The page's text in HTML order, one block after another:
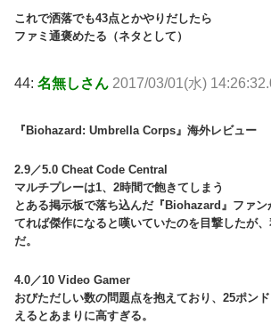
これで洒落でも43点とかやりだしたら
ファミ通褒めたる（ネタとして）
44: 名無しさん 2017/03/01(水)
『Biohazard: Umbrella Corps』海外レビュー
2.9／5.0 Cheat Code Central
マルチプレーは1、2時間で飽きてしまう
とある掲示板で落ち込んだ『Biohazard』ファン
てれば傑作になると嘆いていたのを目撃したが
だ。
4.0／10 Video Gamer
おびただしい数の問題点を抱えており、25ポン
えるとあまりに高すぎる。